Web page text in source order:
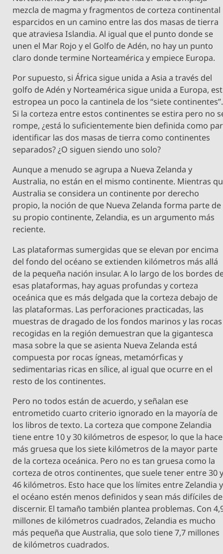
mezcla de magma y fragmentos de corteza continental
esparcidos en un camino entre las dos masas de tierra
que atraviesa Islandia. Al igual que el punto donde se
unen el Mar Rojo y el Golfo de Adén, no hay un punto
claro donde termine Norteamérica y empiece Europa.
Por supuesto, si África sigue unida a Asia a través del
golfo de Adén y Norteamérica sigue unida a Europa,
estropea un poco la cantinela de los “siete continentes”.
Si la corteza entre estos continentes se estira pero no
rompe, ¿está lo suficientemente bien definida como
identificar las dos masas de tierra como continentes
separados? ¿O siguen siendo uno solo?
Aunque a menudo se agrupa a Nueva Zelanda y
Australia, no están en el mismo continente. Mientras
Australia se considera un continente por derecho
propio, la noción de que Nueva Zelanda forma parte de
su propio continente, Zelandia, es un argumento más
reciente.
Las plataformas sumergidas que se elevan por encima
del fondo del océano se extienden kilómetros más allá
de la pequeña nación insular. A lo largo de los bordes
esas plataformas, hay aguas profundas y corteza
oceánica que es más delgada que la corteza debajo de
las plataformas. Las perforaciones practicadas, las
muestras de dragado de los fondos marinos y las rocas
recogidas en la región demuestran que la gigantesca
masa sobre la que se asienta Nueva Zelanda está
compuesta por rocas ígneas, metamórficas y
sedimentarias ricas en sílice, al igual que ocurre en el
resto de los continentes.
Pero no todos están de acuerdo, y señalan ese
entrometido cuarto criterio ignorado en la mayoría de
los libros de texto. La corteza que compone Zelandia
tiene entre 10 y 30 kilómetros de espesor, lo que la hace
más gruesa que los siete kilómetros de la mayor parte
de la corteza oceánica. Pero no es tan gruesa como la
corteza de otros continentes, que suele tener entre 30
46 kilómetros. Esto hace que los límites entre Zelandia y
el océano estén menos definidos y sean más difíciles de
discernir. El tamaño también plantea problemas. Con
millones de kilómetros cuadrados, Zelandia es mucho
más pequeña que Australia, que solo tiene 7,7 millones
de kilómetros cuadrados.